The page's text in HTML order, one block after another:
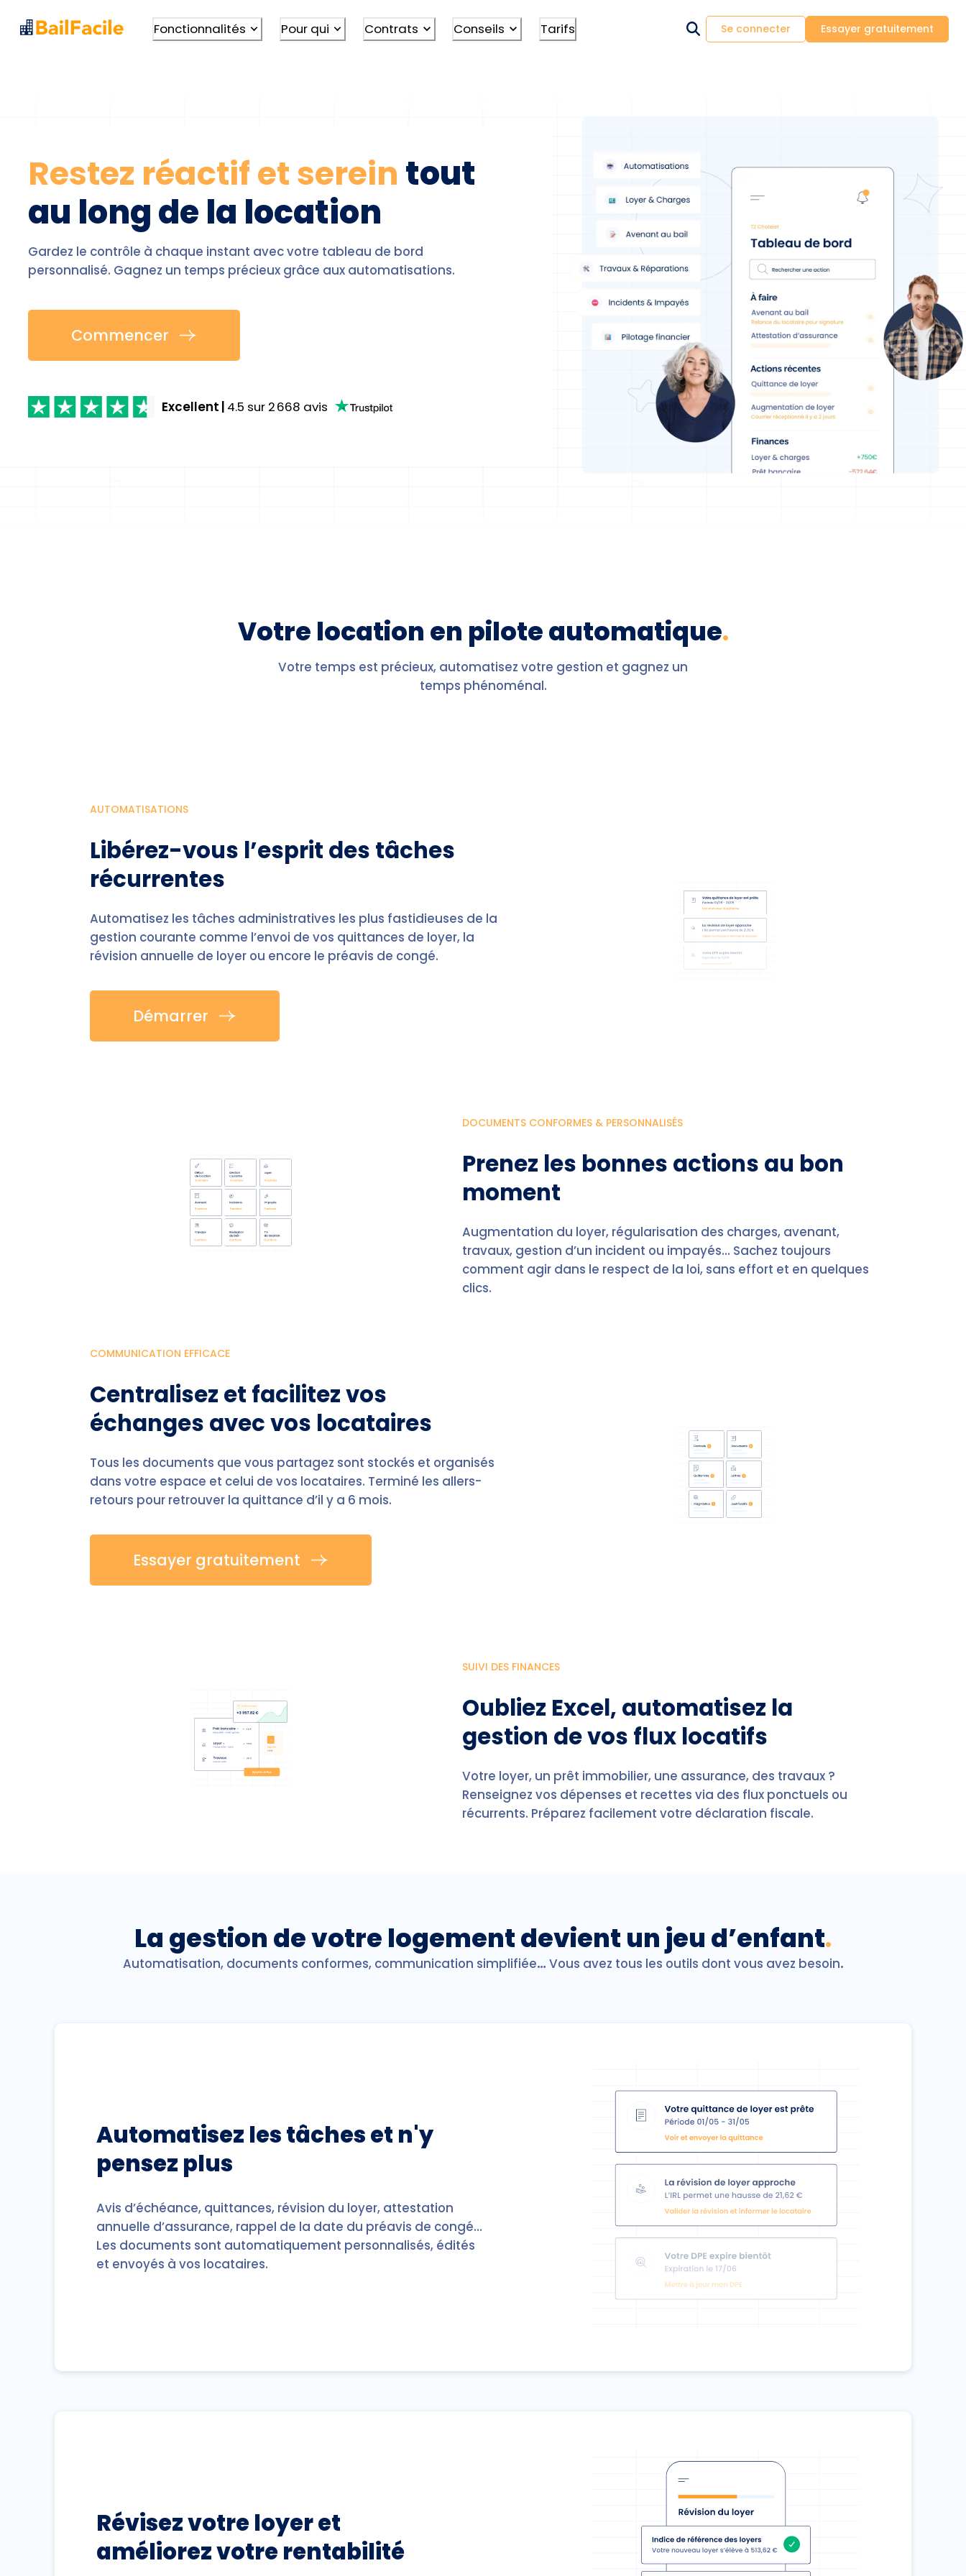
Fonctionnalités Pour qui Contrats Conseils Tarifs Se connecter Essayer gratuitement
Restez réactif et serein tout
au long de la location
Gardez le contrôle à chaque instant avec votre tableau de bord
personnalisé. Gagnez un temps précieux grâce aux automatisations.
Commencer
Excellent | 4.5 sur 2 668 avis
Votre location en pilote automatique.
Votre temps est précieux, automatisez votre gestion et gagnez un
temps phénoménal.
AUTOMATISATIONS
Libérez-vous l’esprit des tâches
récurrentes
Automatisez les tâches administratives les plus fastidieuses de la
gestion courante comme l’envoi de vos quittances de loyer, la
révision annuelle de loyer ou encore le préavis de congé.
Démarrer
DOCUMENTS CONFORMES & PERSONNALISÉS
Prenez les bonnes actions au bon
moment
Augmentation du loyer, régularisation des charges, avenant,
travaux, gestion d’un incident ou impayés… Sachez toujours
comment agir dans le respect de la loi, sans effort et en quelques
clics.
COMMUNICATION EFFICACE
Centralisez et facilitez vos
échanges avec vos locataires
Tous les documents que vous partagez sont stockés et organisés
dans votre espace et celui de vos locataires. Terminé les allers-
retours pour retrouver la quittance d’il y a 6 mois.
Essayer gratuitement
SUIVI DES FINANCES
Oubliez Excel, automatisez la
gestion de vos flux locatifs
Votre loyer, un prêt immobilier, une assurance, des travaux ?
Renseignez vos dépenses et recettes via des flux ponctuels ou
récurrents. Préparez facilement votre déclaration fiscale.
La gestion de votre logement devient un jeu d’enfant.
Automatisation, documents conformes, communication simplifiée… Vous avez tous les outils dont vous avez besoin.
Automatisez les tâches et n'y
pensez plus
Avis d’échéance, quittances, révision du loyer, attestation
annuelle d’assurance, rappel de la date du préavis de congé…
Les documents sont automatiquement personnalisés, édités
et envoyés à vos locataires.
Révisez votre loyer et
améliorez votre rentabilité